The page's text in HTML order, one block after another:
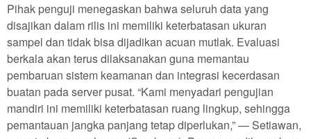
Pihak penguji menegaskan bahwa seluruh data yang
disajikan dalam rilis ini memiliki keterbatasan ukuran
sampel dan tidak bisa dijadikan acuan mutlak. Evaluasi
berkala akan terus dilaksanakan guna memantau
pembaruan sistem keamanan dan integrasi kecerdasan
buatan pada server pusat. “Kami menyadari pengujian
mandiri ini memiliki keterbatasan ruang lingkup, sehingga
pemantauan jangka panjang tetap diperlukan,” — Setiawan,